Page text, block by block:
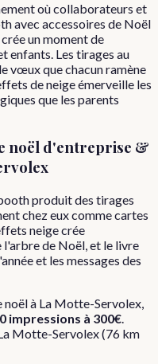
où collaborateurs et
avec accessoires de Noël
un moment de
enfants. Les tirages au
vœux que chacun ramène
de neige émerveille les
que les parents
noël d'entreprise &
produit des tirages
chez eux comme cartes
neige crée
de Noël, et le livre
et les messages des
noëlà La Motte-Servolex
impressions à 300€
Motte-Servolex(76 km